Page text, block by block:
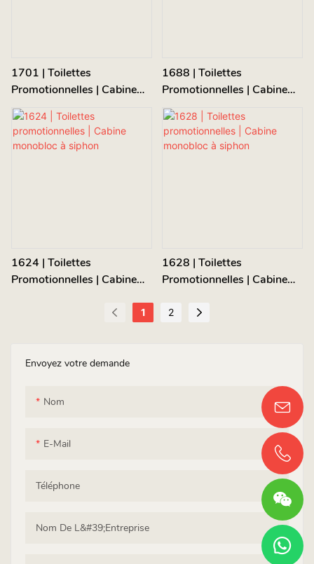
Envoyez votre demande
Nom
E-Mail
Téléphone
Nom De L&#39;entreprise
1701 | Toilettes
Promotionnelles | Cabine
Monobloc À Siphon
1688 | Toilettes
Promotionnelles | Cabine
Monobloc À Siphon
1624 | Toilettes
Promotionnelles | Cabine
1628 | Toilettes
Promotionnelles | Cabine
1 2